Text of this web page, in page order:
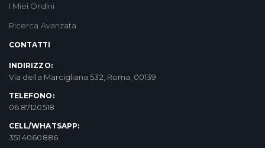
I Miei Ordini
Ricerca Avanzata
CONTATTI
INDIRIZZO:
Via della Marcigliana 532, Roma, 00139
TELEFONO:
06 87120518
CELL/WHATSAPP:
351 4060886